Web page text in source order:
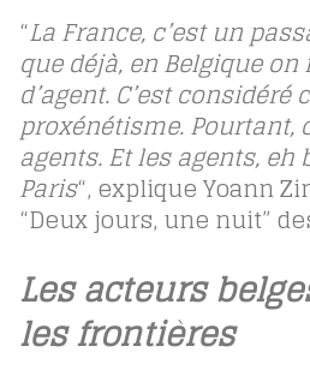
“La France, c’est un
que déjà, en Belgique
d’agent. C’est
proxénétisme. Pourtant,
agents. Et les agents,
Paris“, explique Yoann
“Deux jours, une nuit”
Les acteurs
les frontières